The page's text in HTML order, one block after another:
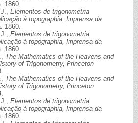
1860.
Elementos de trigonometria
à topographia, Imprensa da
1860.
Elementos de trigonometria
à topographia, Imprensa da
1860.
The Mathematics of the Heavens and
of Trigonometry, Princeton
The Mathematics of the Heavens and
of Trigonometry, Princeton
Elementos de trigonometria
à topographia, Imprensa da
1860.